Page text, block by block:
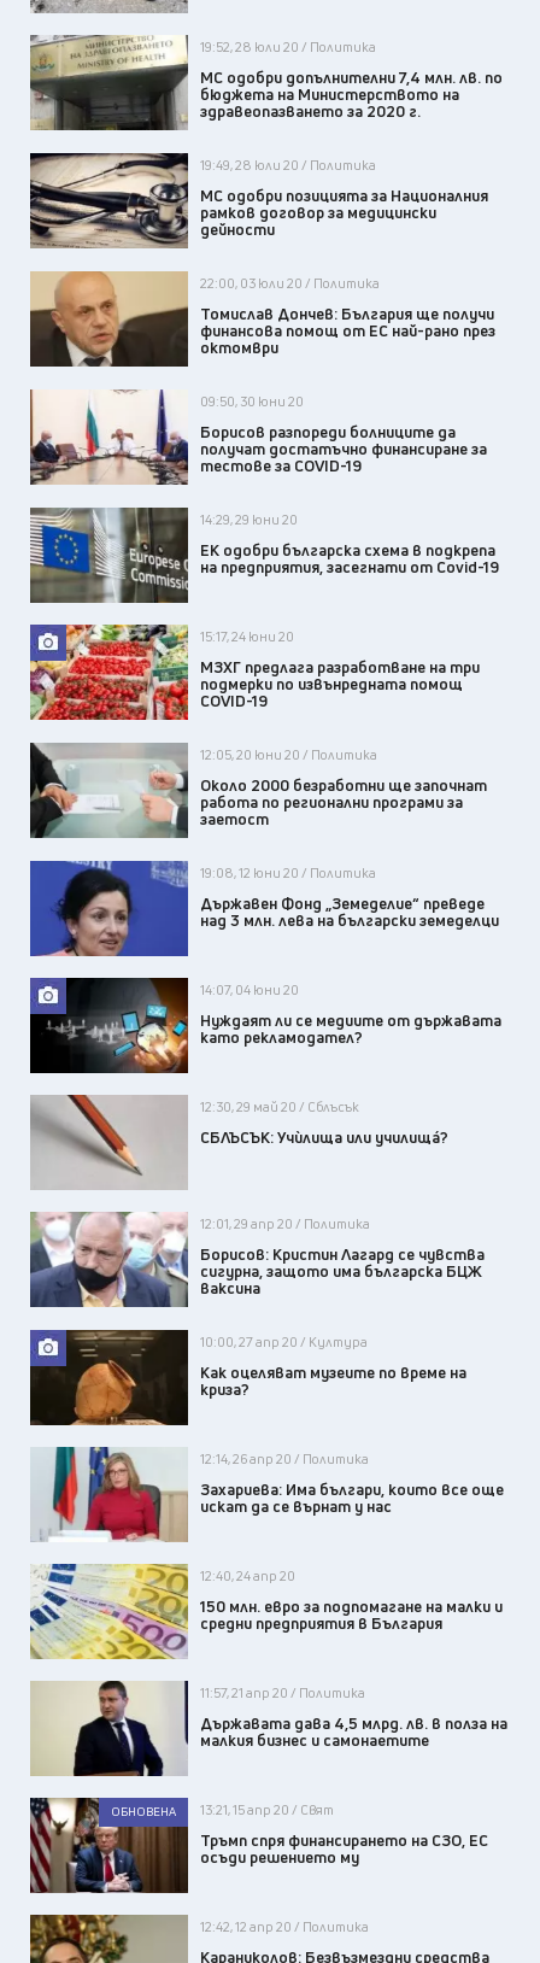
19:52, 28 юли 20 / Политика
МС одобри допълнителни 7,4 млн. лв. по
бюджета на Министерството на
здравеопазването за 2020 г.
19:49, 28 юли 20 / Политика
МС одобри позицията за Националния
рамков договор за медицински
дейности
22:00, 03 юли 20 / Политика
Томислав Дончев: България ще получи
финансова помощ от ЕС най-рано през
октомври
09:50, 30 юни 20
Борисов разпореди болниците да
получат достатъчно финансиране за
тестове за COVID-19
14:29, 29 юни 20
ЕК одобри българска схема в подкрепа
на предприятия, засегнати от Covid-19
15:17, 24 юни 20
МЗХГ предлага разработване на три
подмерки по извънредната помощ
COVID-19
12:05, 20 юни 20 / Политика
Около 2000 безработни ще започнат
работа по регионални програми за
заетост
19:08, 12 юни 20 / Политика
Държавен Фонд „Земеделие“ преведе
над 3 млн. лева на български земеделци
14:07, 04 юни 20
Нуждаят ли се медиите от държавата
като рекламодател?
12:30, 29 май 20 / Сблъсък
СБЛЪСЪК: Учѝлища или училища́?
12:01, 29 апр 20 / Политика
Борисов: Кристин Лагард се чувства
сигурна, защото има българска БЦЖ
ваксина
10:00, 27 апр 20 / Култура
Как оцеляват музеите по време на
криза?
12:14, 26 апр 20 / Политика
Захариева: Има българи, които все още
искат да се върнат у нас
12:40, 24 апр 20
150 млн. евро за подпомагане на малки и
средни предприятия в България
11:57, 21 апр 20 / Политика
Държавата дава 4,5 млрд. лв. в полза на
малкия бизнес и самонаетите
ОБНОВЕНА 13:21, 15 апр 20 / Свят
Тръмп спря финансирането на СЗО, ЕС
осъди решението му
12:42, 12 апр 20 / Политика
Караниколов: Безвъзмездни средства